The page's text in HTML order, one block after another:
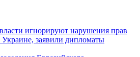
игнорируют нарушения прав
заявили дипломаты